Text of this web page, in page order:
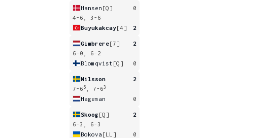
Hansen [Q]
0
4-6, 3-6
Buyukakcay[4] 2
Gimbrere[7]
2
6-0, 6-2
Blomqvist [Q] 0
Nilsson
2
7-6 6 , 7-63
Hageman 0
Skoog [Q]
2
6-3, 6-3
Bokova [LL] 0